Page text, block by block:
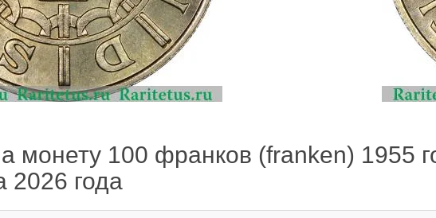
монету 100 франков (franken) 1955
2026 года